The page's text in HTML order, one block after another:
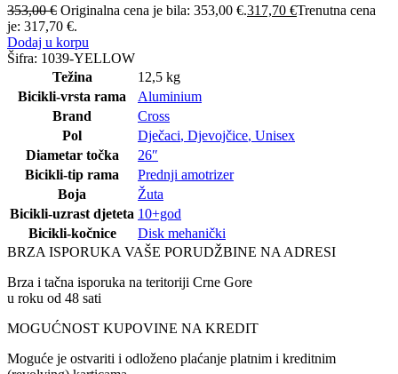
353,00€ Originalna cena je bila: 353,00 €.317,70 €Trenutna cena
je: 317,70 €.
Dodaj u korpu
Šifra: 1039-YELLOW
Težina
12,5 kg
Bicikli-vrsta rama
Aluminium
Brand
Cross
Pol
Dječaci, Djevojčice, Unisex
Diametar točka
26″
Bicikli-tip rama
Prednji amotrizer
Boja
Žuta
Bicikli-uzrast djeteta 10+god
Bicikli-kočnice
Disk mehanički
BRZA ISPORUKA VAŠE PORUDŽBINE NA ADRESI
Brza i tačna isporuka na teritoriji Crne Gore
u roku od 48 sati
MOGUĆNOST KUPOVINE NA KREDIT
Moguće je ostvariti i odloženo plaćanje platnim i kreditnim